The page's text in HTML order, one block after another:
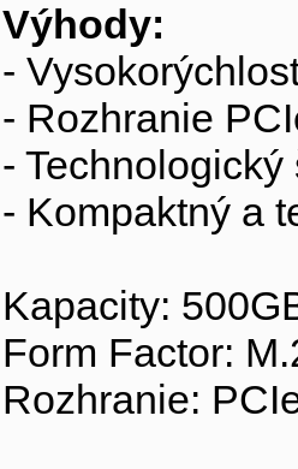
Výhody:
-
- Rozhranie
-
- Kompaktný a
Kapacity:
Form Factor:
Rozhranie: